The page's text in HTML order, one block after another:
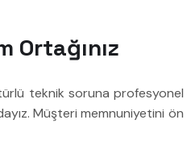
Ortağınız
teknik soruna
Müşteri memnuniyetini